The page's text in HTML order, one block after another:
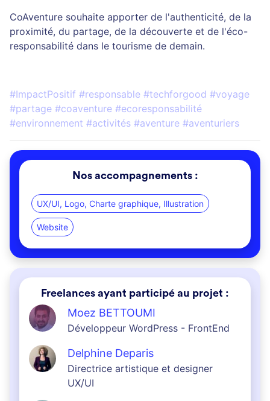
CoAventure souhaite apporter de l'authenticité, de la
proximité, du partage, de la découverte et de l'éco-
responsabilité dans le tourisme de demain.
#ImpactPositif #responsable #techforgood #voyage
#partage #coaventure #ecoresponsabilité
#environnement #activités #aventure #aventuriers
Nos accompagnements :
UX/UI, Logo, Charte graphique, Illustration
Website
Freelances ayant participé au projet :
Moez BETTOUMI
Développeur WordPress - FrontEnd
Delphine Deparis
Directrice artistique et designer
UX/UI